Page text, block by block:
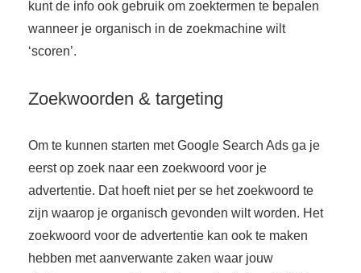
kunt de info ook gebruik om zoektermen te bepalen
wanneer je organisch in de zoekmachine wilt
‘scoren’.
Zoekwoorden & targeting
Om te kunnen starten met Google Search Ads ga je
eerst op zoek naar een zoekwoord voor je
advertentie. Dat hoeft niet per se het zoekwoord te
zijn waarop je organisch gevonden wilt worden. Het
zoekwoord voor de advertentie kan ook te maken
hebben met aanverwante zaken waar jouw